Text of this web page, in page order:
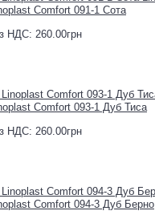
Comfort 091-1 Сота
НДС: 260.00грн
Comfort 093-1 Дуб Тиса
НДС: 260.00грн
Comfort 094-3 Дуб Берно